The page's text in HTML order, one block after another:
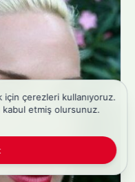
çerezleri kullanıyoruz.
kabul etmiş olursunuz.